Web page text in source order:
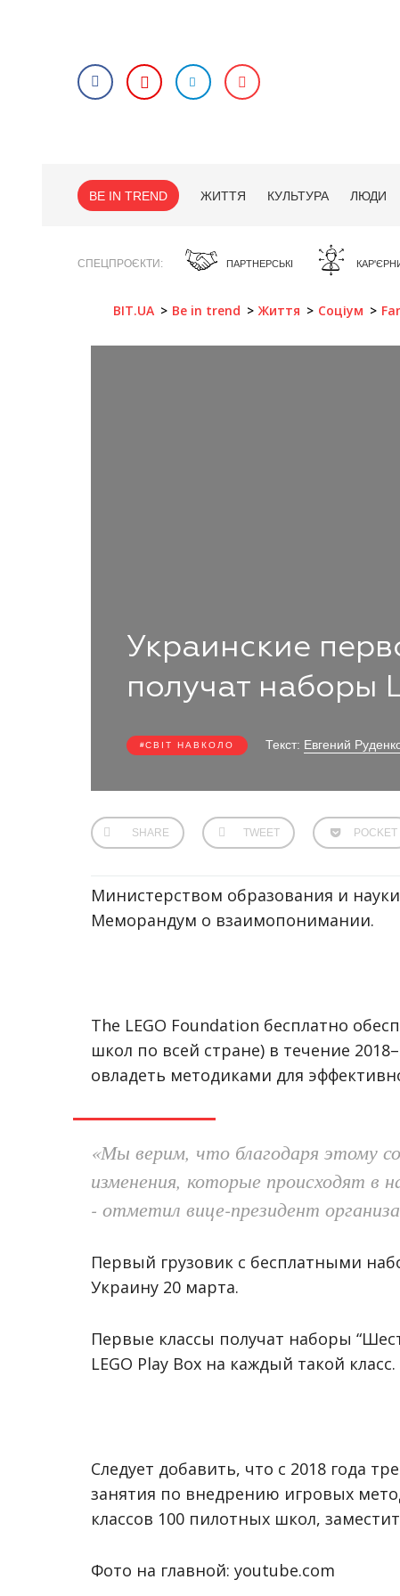
BE IN TREND ЖИТТЯ КУЛЬТУРА ЛЮДИ
СПЕЦПРОЄКТИ ПАРТНЕРСЬКІ
BIT.UA Be in trend Життя Соціум
Украинские
получат наборы
СВІТ НАВКОЛО Текст: Евгений
SHARE TWEET POCKET
Министерством образования и
Меморандум о взаимопонимании.
The LEGO Foundation бесплатно
школ по всей стране) в течение 2018–
овладеть методиками для
«Мы верим, что благодаря этому
изменения, которые происходят в
- отметил вице-президент
Первый грузовик с бесплатными
Украину 20 марта.
Первые классы получат наборы
LEGO Play Box на каждый такой класс.
Следует добавить, что с 2018 года
занятия по внедрению игровых
классов 100 пилотных школ,
Фото на главной: youtube.com